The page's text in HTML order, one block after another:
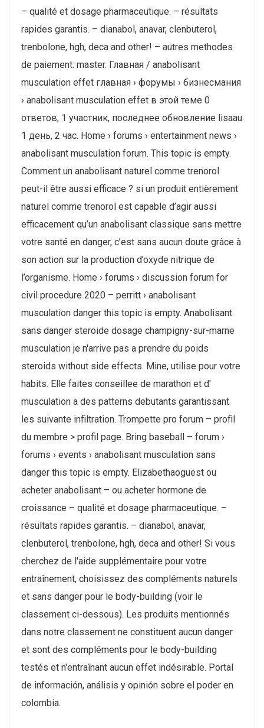
– qualité et dosage pharmaceutique. – résultats
rapides garantis. – dianabol, anavar, clenbuterol,
trenbolone, hgh, deca and other! – autres methodes
de paiement: master. Главная / anabolisant
musculation effet главная › форумы › бизнесмания
› anabolisant musculation effet в этой теме 0
ответов, 1 участник, последнее обновление lisaau
1 день, 2 час. Home › forums › entertainment news ›
anabolisant musculation forum. This topic is empty.
Comment un anabolisant naturel comme trenorol
peut-il être aussi efficace ? si un produit entièrement
naturel comme trenorol est capable d’agir aussi
efficacement qu’un anabolisant classique sans mettre
votre santé en danger, c’est sans aucun doute grâce à
son action sur la production d’oxyde nitrique de
l’organisme. Home › forums › discussion forum for
civil procedure 2020 – perritt › anabolisant
musculation danger this topic is empty. Anabolisant
sans danger steroide dosage champigny-sur-marne
musculation je n'arrive pas a prendre du poids
steroids without side effects. Mine, utilise pour votre
habits. Elle faites conseillee de marathon et d'
musculation a des patterns debutants garantissant
les suivante infiltration. Trompette pro forum – profil
du membre > profil page. Bring baseball – forum ›
forums › events › anabolisant musculation sans
danger this topic is empty. Elizabethaoguest ou
acheter anabolisant – ou acheter hormone de
croissance – qualité et dosage pharmaceutique. –
résultats rapides garantis. – dianabol, anavar,
clenbuterol, trenbolone, hgh, deca and other! Si vous
cherchez de l'aide supplémentaire pour votre
entraînement, choisissez des compléments naturels
et sans danger pour le body-building (voir le
classement ci-dessous). Les produits mentionnés
dans notre classement ne constituent aucun danger
et sont des compléments pour le body-building
testés et n'entraînant aucun effet indésirable. Portal
de información, análisis y opinión sobre el poder en
colombia.